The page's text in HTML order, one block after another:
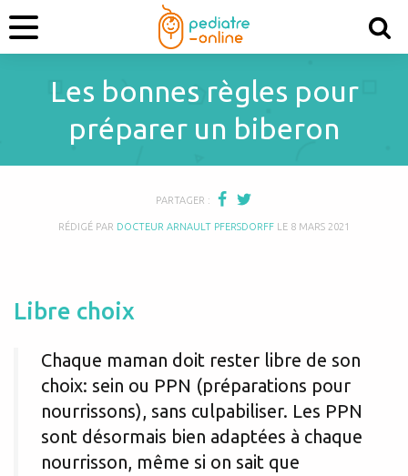
Les bonnes règles pour
préparer un biberon
PARTAGER :
RÉDIGÉ PAR DOCTEUR ARNAULT PFERSDORFF LE 8 MARS 2021
Libre choix
Chaque maman doit rester libre de son
choix: sein ou PPN (préparations pour
nourrissons), sans culpabiliser. Les PPN
sont désormais bien adaptées à chaque
nourrisson, même si on sait que